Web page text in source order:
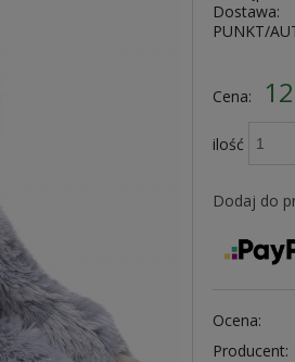
Dostawa:
PUNKT/
Cena nie zawiera ewentualnych
Cena:
ilość
Dodaj do
Ocena:
Producent: